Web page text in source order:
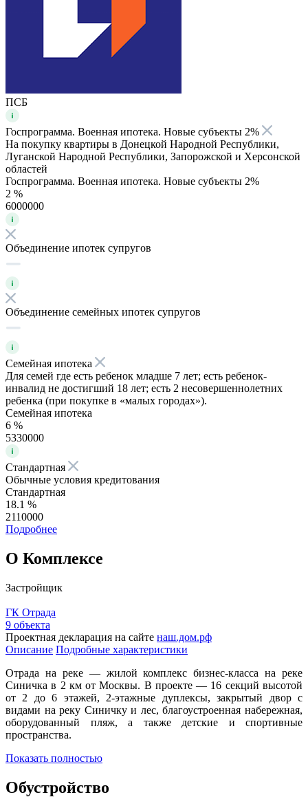
ПСБ
Госпрограмма. Военная ипотека. Новые субъекты 2%
На покупку квартиры в Донецкой Народной Республики,
Луганской Народной Республики, Запорожской и Херсонской
областей
Госпрограмма. Военная ипотека. Новые субъекты 2%
2 %
6000000
Объединение ипотек супругов
Объединение семейных ипотек супругов
Семейная ипотека
Для семей где есть ребенок младше 7 лет; есть ребенок-
инвалид не достигший 18 лет; есть 2 несовершеннолетних
ребенка (при покупке в «малых городах»).
Семейная ипотека
6 %
5330000
Стандартная
Обычные условия кредитования
Стандартная
18.1 %
2110000
Подробнее
О Комплексе
Застройщик
ГК Отрада
9 объекта
Проектная декларация на сайте наш.дом.рф
Описание Подробные характеристики
Отрада на реке — жилой комплекс бизнес-класса на реке
Синичка в 2 км от Москвы. В проекте — 16 секций высотой
от 2 до 6 этажей, 2-этажные дуплексы, закрытый двор с
видами на реку Синичку и лес, благоустроенная набережная,
оборудованный пляж, а также детские и спортивные
пространства.
Показать полностью
Обустройство